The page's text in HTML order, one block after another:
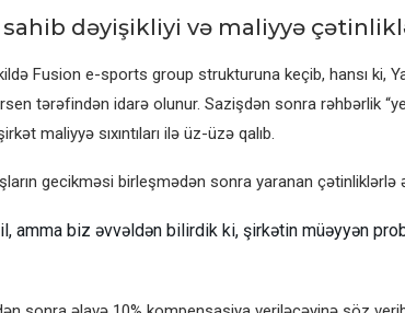
dəyişikliyi və maliyyə
Fusion e-sports group strukturuna keçib, hansı ki,
tərəfindən idarə olunur. Sazişdən sonra rəhbərlik
maliyyə sıxıntıları ilə üz-üzə qalıb.
gecikməsi birleşmədən sonra yaranan çətinliklərlə
amma biz əvvəldən bilirdik ki, şirkətin müəyyən